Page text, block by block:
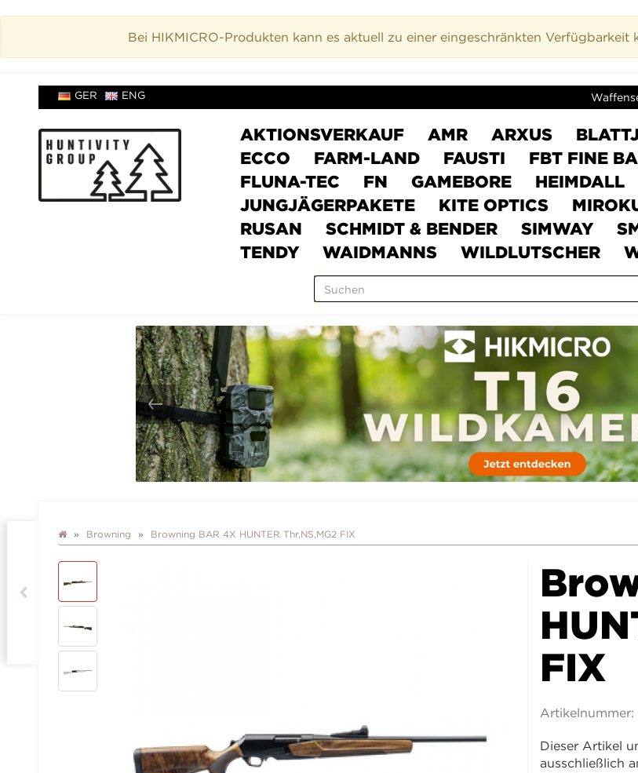
Bei HIKMICRO-Produkten kann es aktuell zu einer eingeschränkten
GER ENG
AKTIONSVERKAUF AMR ARXUS
ECCO
FARM-LAND FAUSTI FBT FINE
FLUNA-TEC
FN GAMEBORE HEIMDALL
JUNGJÄGERPAKETE
KITE OPTICS
RUSAN
SCHMIDT & BENDER SIMWAY
TENDY
WAIDMANNS WILDLUTSCHER
Browning Browning BAR 4X HUNTER Thr,NS,MG2 FIX
FIX
Artikelnummer:
Dieser Artikel
ausschließlich